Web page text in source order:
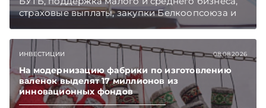
страховые выплаты, закупки Белкоопсоюза и
рост продаж новых автомобилей.
Подписывайтесь на Telegram‑канал и Viber.
Главное об экономике Беларуси — раньше,
чем в новостях TelegramViber
ИНВЕСТИЦИИ 08.08.2026
На модернизацию фабрики по изготовлению
валенок выделят 17 миллионов из
инновационных фондов